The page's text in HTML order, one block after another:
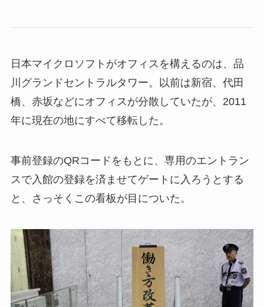
日本マイクロソフトがオフィスを構えるのは、品
川グランドセントラルタワー。以前は新宿、代田
橋、赤坂などにオフィスが分散していたが、2011
年に現在の地にすべて移転した。
事前登録のQRコードをもとに、専用のエントラン
スで入館の登録を済ませてゲートに入ろうとする
と、さっそくこの看板が目についた。